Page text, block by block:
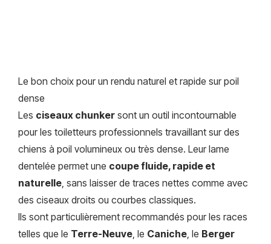
Le bon choix pour un rendu naturel et rapide sur poil
dense
Les ciseaux chunker sont un outil incontournable
pour les toiletteurs professionnels travaillant sur des
chiens à poil volumineux ou très dense. Leur lame
dentelée permet une coupe fluide, rapide et
naturelle, sans laisser de traces nettes comme avec
des ciseaux droits ou courbes classiques.
Ils sont particulièrement recommandés pour les races
telles que le Terre-Neuve, le Caniche, le Berger